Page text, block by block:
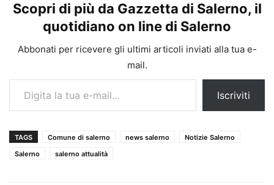
Scopri di più da Gazzetta di Salerno, il
quotidiano on line di Salerno
Abbonati per ricevere gli ultimi articoli inviati alla tua e-
mail.
Digita la tua e-mail...
Iscriviti
TAGS Comune di salerno news salerno
Notizie Salerno
Salerno
salerno attualità